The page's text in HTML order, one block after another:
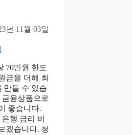
년 11월 03일
70만원 한도
금을 더해 최
만들 수 있습
융상품으로
좋습니다.
행 금리 비
겠습니다. 청